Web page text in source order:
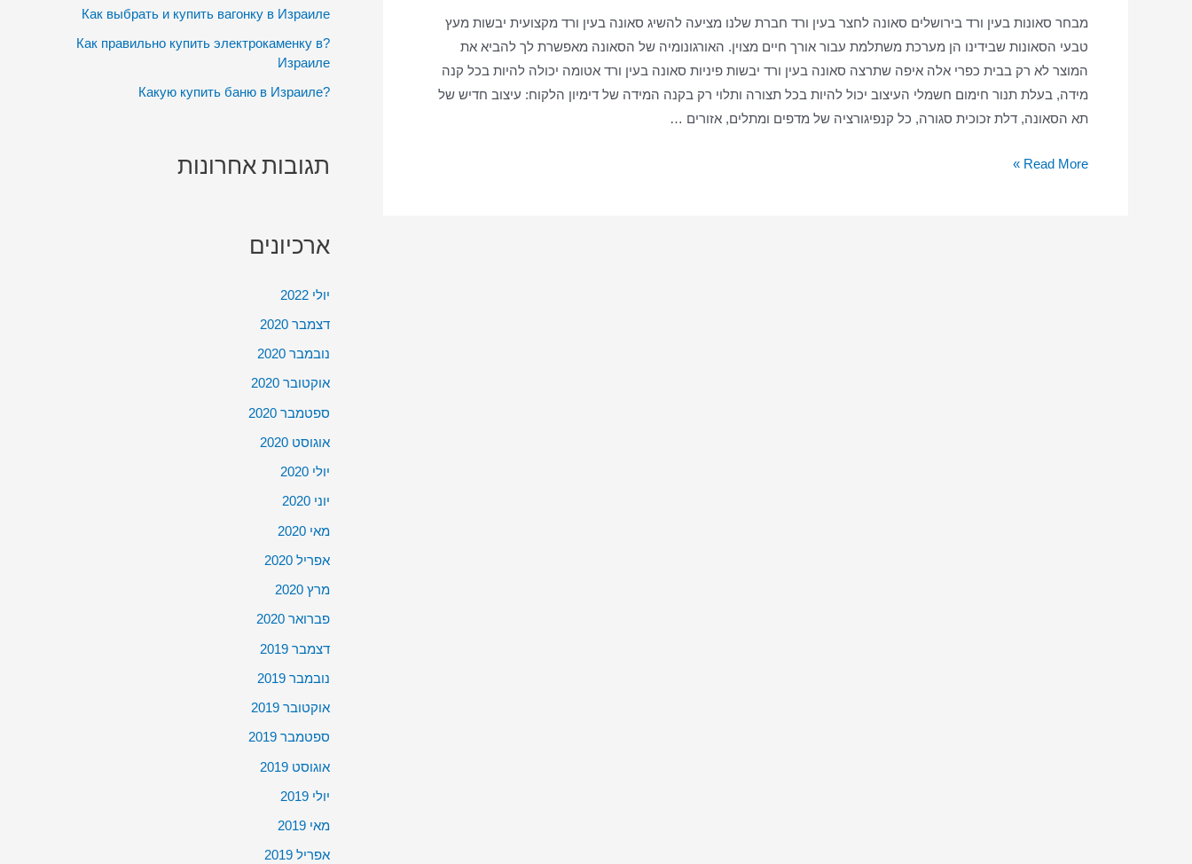
מבחר סאונות בעין ורד בירושלים סאונה לחצר בעין ורד חברת שלנו מציעה להשיג סאונה בעין ורד מקצועית יבשות מעץ
טבעי הסאונות שבידינו הן מערכת משתלמת עבור אורך חיים מצוין. האורגונומיה של הסאונה מאפשרת לך להביא את
המוצר לא רק בבית כפרי אלה איפה שתרצה סאונה בעין ורד יבשות פיניות סאונה בעין ורד אטומה יכולה להיות בכל קנה
מידה, בעלת תנור חימום חשמלי העיצוב יכול להיות בכל תצורה ותלוי רק בקנה המידה של דימיון הלקוח: עיצוב חדיש של
תא הסאונה, דלת זכוכית סגורה, כל קנפיגורציה של מדפים ומתלים, אזורים …
סאונה
Read More »
:
Как выбрать и купить вагонку в Израиле
?Как правильно купить электрокаменку в
Израиле
?Какую купить баню в Израиле
תגובות אחרונות
ארכיונים
יולי 2022
דצמבר 2020
נובמבר 2020
אוקטובר 2020
ספטמבר 2020
אוגוסט 2020
יולי 2020
יוני 2020
מאי 2020
אפריל 2020
מרץ 2020
פברואר 2020
דצמבר 2019
נובמבר 2019
אוקטובר 2019
ספטמבר 2019
אוגוסט 2019
יולי 2019
מאי 2019
אפריל 2019